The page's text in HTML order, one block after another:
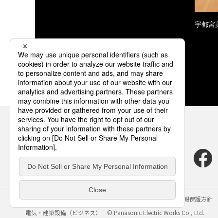
宇都宮
サイトのご利用にあたって クッキーポリシー
個人情報保護方針
電気・建築設備（ビジネス）
© Panasonic Electric Works Co., Ltd.